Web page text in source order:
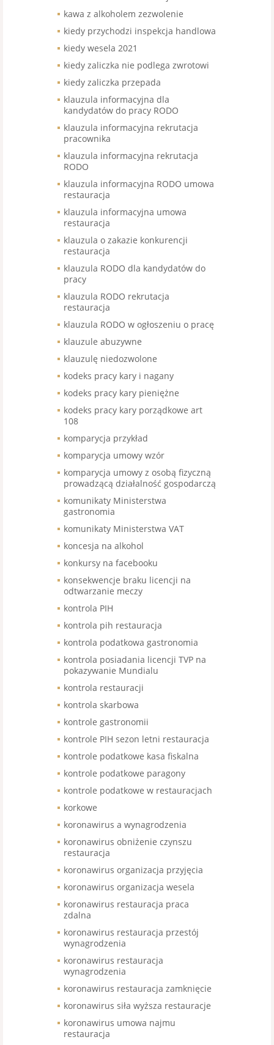
kawa z alkoholem zezwolenie
kiedy przychodzi inspekcja handlowa
kiedy wesela 2021
kiedy zaliczka nie podlega zwrotowi
kiedy zaliczka przepada
klauzula informacyjna dla
kandydatów do pracy RODO
klauzula informacyjna rekrutacja
pracownika
klauzula informacyjna rekrutacja
RODO
klauzula informacyjna RODO umowa
restauracja
klauzula informacyjna umowa
restauracja
klauzula o zakazie konkurencji
restauracja
klauzula RODO dla kandydatów do
pracy
klauzula RODO rekrutacja
restauracja
klauzula RODO w ogłoszeniu o pracę
klauzule abuzywne
klauzulę niedozwolone
kodeks pracy kary i nagany
kodeks pracy kary pieniężne
kodeks pracy kary porządkowe art
108
komparycja przykład
komparycja umowy wzór
komparycja umowy z osobą fizyczną
prowadzącą działalność gospodarczą
komunikaty Ministerstwa
gastronomia
komunikaty Ministerstwa VAT
koncesja na alkohol
konkursy na facebooku
konsekwencje braku licencji na
odtwarzanie meczy
kontrola PIH
kontrola pih restauracja
kontrola podatkowa gastronomia
kontrola posiadania licencji TVP na
pokazywanie Mundialu
kontrola restauracji
kontrola skarbowa
kontrole gastronomii
kontrole PIH sezon letni restauracja
kontrole podatkowe kasa fiskalna
kontrole podatkowe paragony
kontrole podatkowe w restauracjach
korkowe
koronawirus a wynagrodzenia
koronawirus obniżenie czynszu
restauracja
koronawirus organizacja przyjęcia
koronawirus organizacja wesela
koronawirus restauracja praca
zdalna
koronawirus restauracja przestój
wynagrodzenia
koronawirus restauracja
wynagrodzenia
koronawirus restauracja zamknięcie
koronawirus siła wyższa restauracje
koronawirus umowa najmu
restauracja